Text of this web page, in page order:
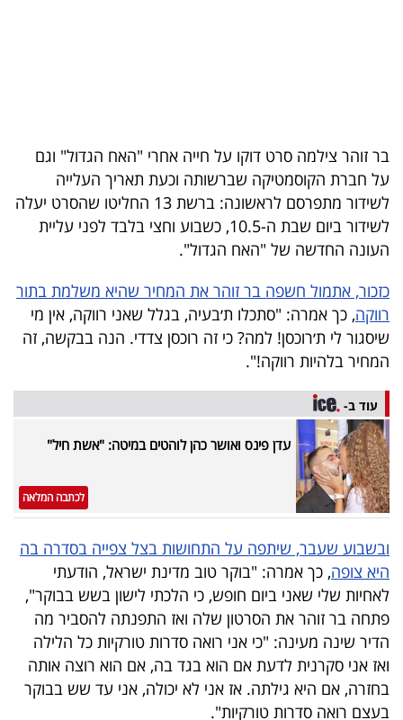
המילון
הכלכלי
פודקאסט
40
UNDER
40
שיתופי
פעולה
דרושים
ניוזלטרים
מייל
אדום
בר זוהר צילמה סרט דוקו על חייה אחרי "האח הגדול" וגם
על חברת הקוסמטיקה שברשותה וכעת תאריך העלייה
לשידור מתפרסם לראשונה: ברשת 13 החליטו שהסרט יעלה
לשידור ביום שבת ה-10.5, כשבוע וחצי בלבד לפני עליית
העונה החדשה של "האח הגדול".
כזכור, אתמול חשפה בר זוהר את המחיר שהיא משלמת בתור
רווקה, כך אמרה: "סתכלו ת׳בעיה, בגלל שאני רווקה, אין מי
שיסגור לי ת׳רוכסן! למה? כי זה רוכסן צדדי. הנה בבקשה, זה
המחיר בלהיות רווקה!".
עוד ב-
עדן פינס ואושר כהן לוהטים במיטה: "אשת חיל"
לכתבה המלאה
ובשבוע שעבר, שיתפה על התחושות בצל צפייה בסדרה בה
היא צופה, כך אמרה: "בוקר טוב מדינת ישראל, הודעתי
לאחיות שלי שאני ביום חופש, כי הלכתי לישון בשש בבוקר",
פתחה בר זוהר את הסרטון שלה ואז התפנתה להסביר מה
הדיר שינה מעינה: "כי אני רואה סדרות טורקיות כל הלילה
ואז אני סקרנית לדעת אם הוא בגד בה, אם הוא רוצה אותה
בחזרה, אם היא גילתה. אז אני לא יכולה, אני עד שש בבוקר
בעצם רואה סדרות טורקיות".